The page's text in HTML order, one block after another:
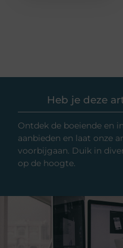
Heb je deze
Ontdek de boeiende en
aanbieden en laat onze
voorbijgaan. Duik in
op de hoogte.